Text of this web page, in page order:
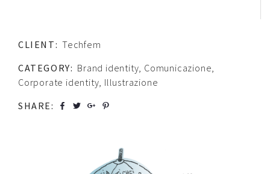
CLIENT: Techfem
CATEGORY: Brand identity Comunicazione
Corporate identity Illustrazione
SHARE:
b a c d